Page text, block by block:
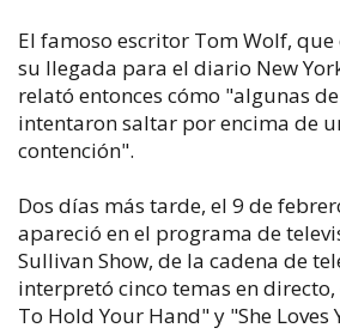
El famoso escritor Tom Wolf,
su llegada para el diario New
relató entonces cómo "algunas
intentaron saltar por encima de
contención".
Dos días más tarde, el 9 de
apareció en el programa de
Sullivan Show, de la cadena de
interpretó cinco temas en
To Hold Your Hand" y "She Loves